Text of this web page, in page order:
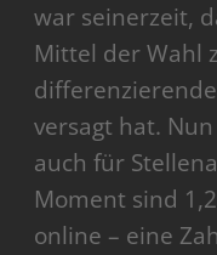
war seinerzeit,
Mittel der Wahl
versagt hat.
auch für
Moment sind
online – eine